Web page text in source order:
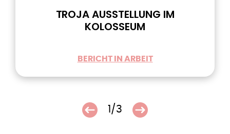
TROJA AUSSTELLUNG IM
KOLOSSEUM
BERICHT IN ARBEIT
1/3